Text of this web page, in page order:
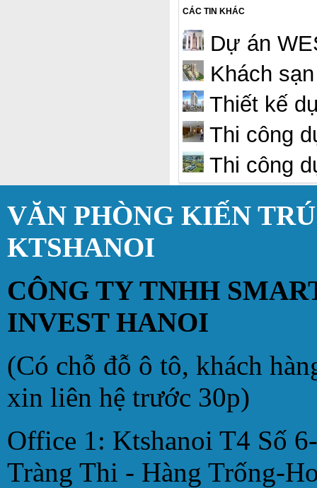
CÁC TIN KHÁC
Dự án
Khách
Thiết kế
Thi công
Thi công
VĂN PHÒNG KIẾN
KTSHANOI
CÔNG TY TNHH
INVEST HANOI
(Có chỗ đỗ ô tô, khách
xin liên hệ trước 30p)
Office 1: Ktshanoi T4 Số
Tràng Thi - Hàng Trống-